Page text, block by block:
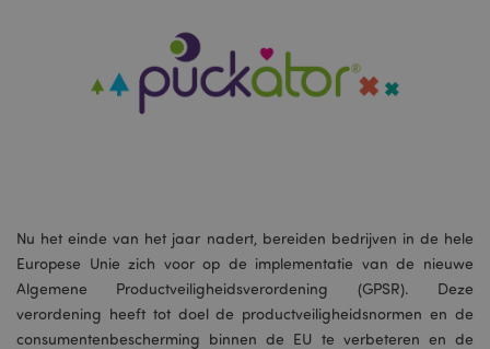
Nu het einde van het jaar nadert, bereiden bedrijven in de hele
Europese Unie zich voor op de implementatie van de nieuwe
Algemene Productveiligheidsverordening (GPSR). Deze
verordening heeft tot doel de productveiligheidsnormen en de
consumentenbescherming binnen de EU te verbeteren en de